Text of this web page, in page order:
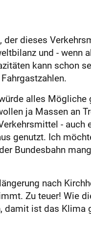
dieses
und - wenn
kann schon
alles Mögliche
ja Massen an
- auch
genutzt. Ich
Bundesbahn
nach
Zu teuer! Wie
damit ist das Klima